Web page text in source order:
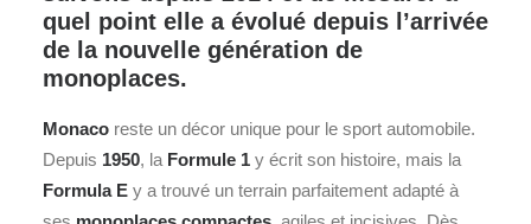
quel point elle a évolué depuis l’arrivée
de la nouvelle génération de
monoplaces.
Monaco reste un décor unique pour le sport automobile.
Depuis 1950, la Formule 1 y écrit son histoire, mais la
Formula E y a trouvé un terrain parfaitement adapté à